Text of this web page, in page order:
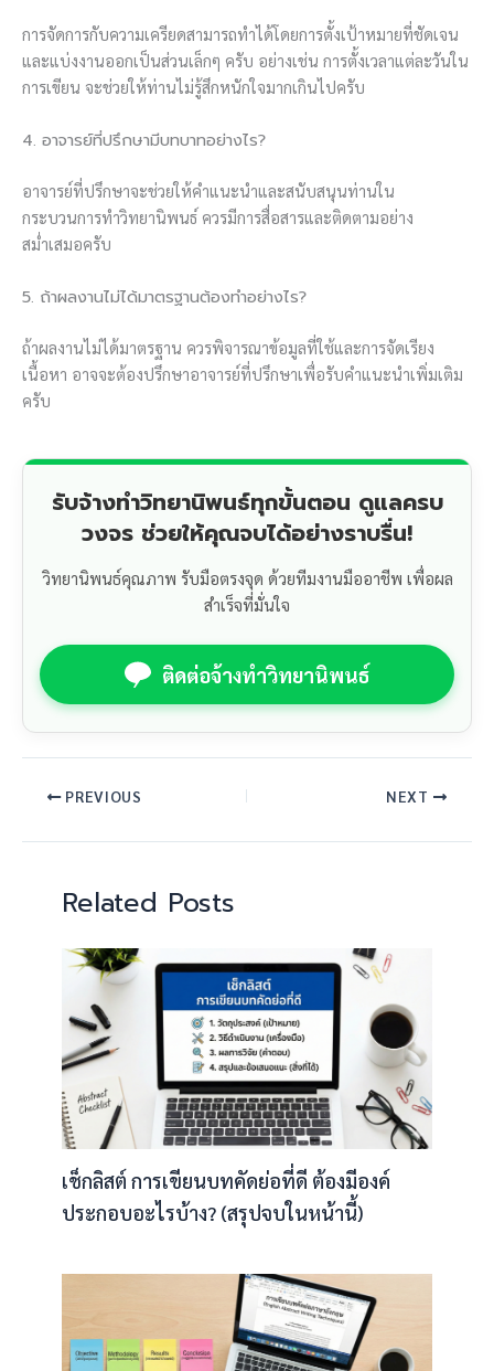
การจัดการกับความเครียดสามารถทำได้โดยการตั้งเป้าหมายที่ชัดเจน
และแบ่งงานออกเป็นส่วนเล็กๆ ครับ อย่างเช่น การตั้งเวลาแต่ละวันใน
การเขียน จะช่วยให้ท่านไม่รู้สึกหนักใจมากเกินไปครับ
4. อาจารย์ที่ปรึกษามีบทบาทอย่างไร?
อาจารย์ที่ปรึกษาจะช่วยให้คำแนะนำและสนับสนุนท่านใน
กระบวนการทำวิทยานิพนธ์ ควรมีการสื่อสารและติดตามอย่าง
สม่ำเสมอครับ
5. ถ้าผลงานไม่ได้มาตรฐานต้องทำอย่างไร?
ถ้าผลงานไม่ได้มาตรฐาน ควรพิจารณาข้อมูลที่ใช้และการจัดเรียง
เนื้อหา อาจจะต้องปรึกษาอาจารย์ที่ปรึกษาเพื่อรับคำแนะนำเพิ่มเติม
ครับ
รับจ้างทำวิทยานิพนธ์ทุกขั้นตอน ดูแลครบ
วงจร ช่วยให้คุณจบได้อย่างราบรื่น!
วิทยานิพนธ์คุณภาพ รับมือตรงจุด ด้วยทีมงานมืออาชีพ เพื่อผล
สำเร็จที่มั่นใจ
ติดต่อจ้างทำวิทยานิพนธ์
PREVIOUS NEXT
Related Posts
เช็กลิสต์ การเขียนบทคัดย่อที่ดี ต้องมีองค์
ประกอบอะไรบ้าง? (สรุปจบในหน้านี้)